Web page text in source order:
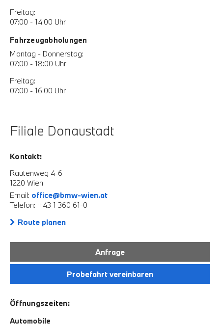
Freitag:
07:00 - 14:00 Uhr
Fahrzeugabholungen
Montag - Donnerstag:
07:00 - 18:00 Uhr
Freitag:
07:00 - 16:00 Uhr
Filiale Donaustadt
Kontakt:
Rautenweg 4-6
1220 Wien
Email: office@bmw-wien.at
Telefon: +43 1 360 61-0
Route planen
Anfrage
Probefahrt vereinbaren
Öffnungszeiten:
Automobile